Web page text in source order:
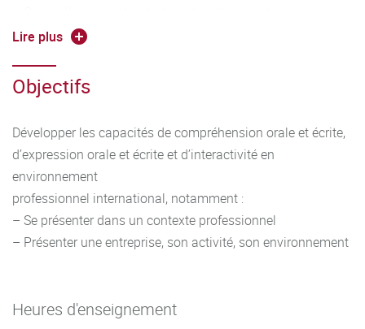
commerciaux simples, rédaction des mails, mailing
découverte simple
– Production d’un support de communication commerciale
– Justification des choix, argumentation
Outils linguistiques :
conjugaison et emploi des temps adaptés à la situation,
alphabet, vocabulaire
adapté en contexte, forme interrogative, formules de
– Veiller à la qualité phonétique et idiomatique de
Lire plus
Objectifs
Développer les capacités de compréhension orale et écrite,
d’expression orale et écrite et d’interactivité en
environnement
professionnel international, notamment :
– Se présenter dans un contexte professionnel
– Présenter une entreprise, son activité, son environnement
Heures d'enseignement